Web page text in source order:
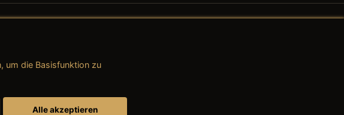
→ AGB (Teile & Zubehör)
um die Basisfunktion zu
Alle akzeptieren